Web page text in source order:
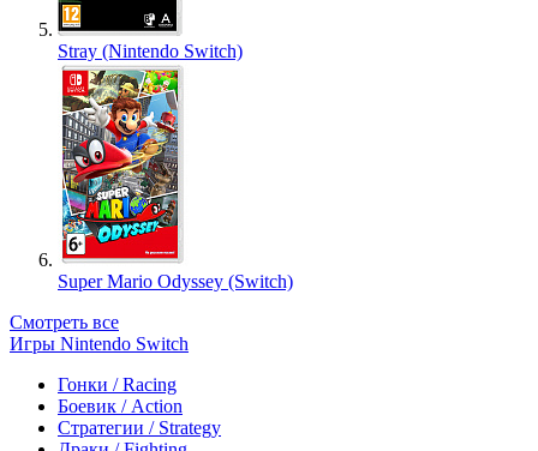
Stray (Nintendo Switch)
Super Mario Odyssey (Switch)
Смотреть все
Игры Nintendo Switch
Гонки / Racing
Боевик / Action
Стратегии / Strategy